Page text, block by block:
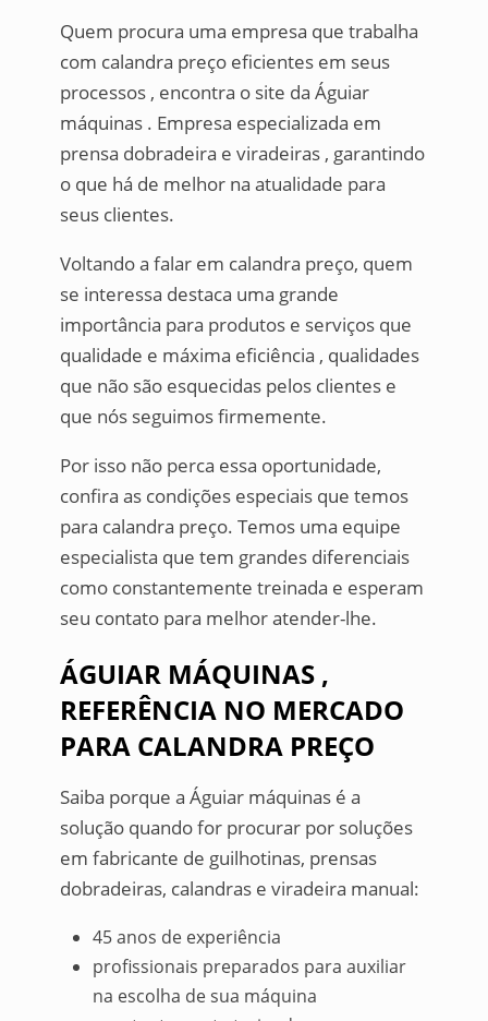
Quem procura uma empresa que trabalha
com calandra preço eficientes em seus
processos , encontra o site da Águiar
máquinas . Empresa especializada em
prensa dobradeira e viradeiras , garantindo
o que há de melhor na atualidade para
seus clientes.
Voltando a falar em calandra preço, quem
se interessa destaca uma grande
importância para produtos e serviços que
qualidade e máxima eficiência , qualidades
que não são esquecidas pelos clientes e
que nós seguimos firmemente.
Por isso não perca essa oportunidade,
confira as condições especiais que temos
para calandra preço. Temos uma equipe
especialista que tem grandes diferenciais
como constantemente treinada e esperam
seu contato para melhor atender-lhe.
ÁGUIAR MÁQUINAS ,
REFERÊNCIA NO MERCADO
PARA CALANDRA PREÇO
Saiba porque a Águiar máquinas é a
solução quando for procurar por soluções
em fabricante de guilhotinas, prensas
dobradeiras, calandras e viradeira manual:
45 anos de experiência
profissionais preparados para auxiliar
na escolha de sua máquina